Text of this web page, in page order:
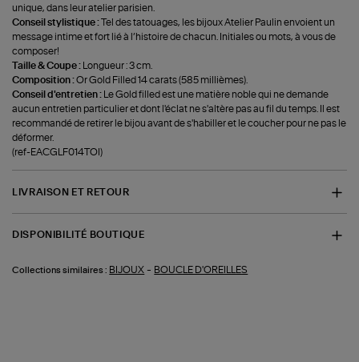
unique, dans leur atelier parisien.
Conseil stylistique :Tel des tatouages, les bijoux Atelier Paulin envoient un
message intime et fort lié à l’histoire de chacun. Initiales ou mots, à vous de
composer!
Taille & Coupe :
Longueur : 3 cm.
Composition :Or Gold Filled 14 carats (585 millièmes).
Conseil d'entretien :
Le Gold filled est une matière noble qui ne demande
aucun entretien particulier et dont l'éclat ne s'altère pas au fil du temps. Il est
recommandé de retirer le bijou avant de s'habiller et le coucher pour ne pas le
déformer.
(ref-EACGLF014TOI)
LIVRAISON ET RETOUR
DISPONIBILITÉ BOUTIQUE
Collections similaires : BIJOUX - BOUCLE D'OREILLES